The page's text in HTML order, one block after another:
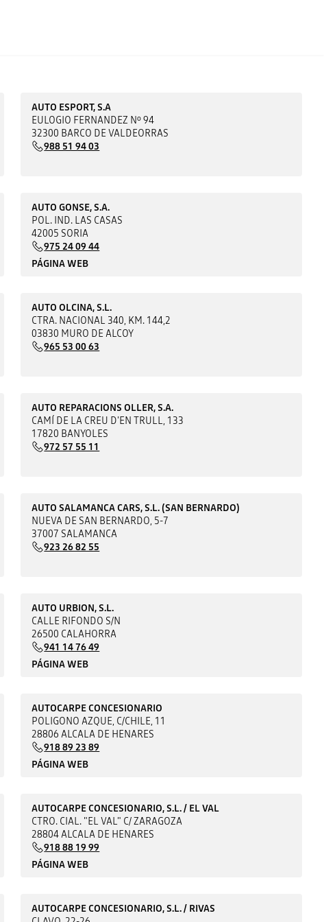
AUTO ESPORT, S.A
EULOGIO FERNANDEZ Nº 94
32300 BARCO DE VALDEORRAS
988 51 94 03
AUTO GONSE, S.A.
POL. IND. LAS CASAS
42005 SORIA
975 24 09 44
PÁGINA WEB
AUTO OLCINA, S.L.
CTRA. NACIONAL 340, KM. 144,2
03830 MURO DE ALCOY
965 53 00 63
AUTO REPARACIONS OLLER, S.A.
CAMÍ DE LA CREU D'EN TRULL, 133
17820 BANYOLES
972 57 55 11
AUTO SALAMANCA CARS, S.L. (SAN BERNARDO)
NUEVA DE SAN BERNARDO, 5-7
37007 SALAMANCA
923 26 82 55
AUTO URBION, S.L.
CALLE RIFONDO S/N
26500 CALAHORRA
941 14 76 49
PÁGINA WEB
AUTOCARPE CONCESIONARIO
POLIGONO AZQUE, C/CHILE, 11
28806 ALCALA DE HENARES
918 89 23 89
PÁGINA WEB
AUTOCARPE CONCESIONARIO, S.L. / EL VAL
CTRO. CIAL. "EL VAL" C/ ZARAGOZA
28804 ALCALA DE HENARES
918 88 19 99
PÁGINA WEB
AUTOCARPE CONCESIONARIO, S.L. / RIVAS